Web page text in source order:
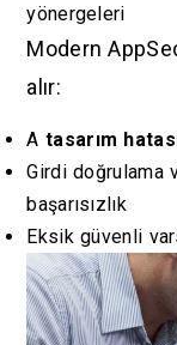
yönergeleri
Modern
alır:
A tasarım
Girdi doğrulama
başarısızlık
Eksik güvenli